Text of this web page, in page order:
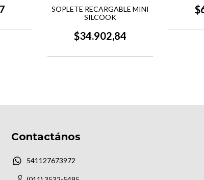
SOPLETE RECARGABLE MINI
SILCOOK
$34.902,84
Contactános
541127673972